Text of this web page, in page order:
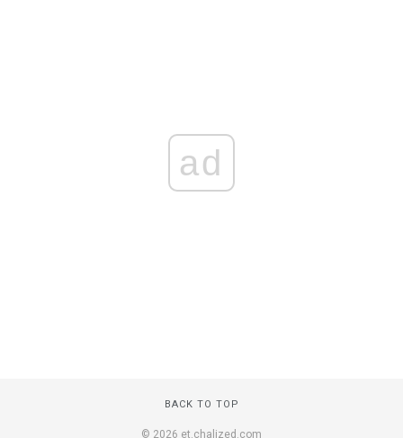
ad
BACK TO TOP
© 2026 et.chalized.com